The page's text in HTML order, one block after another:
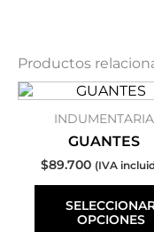
Productos
INDUMENTARIA
GUANTES
$89.700 (IVA
OPCIONES
Este
tiene
Las
se
pueden